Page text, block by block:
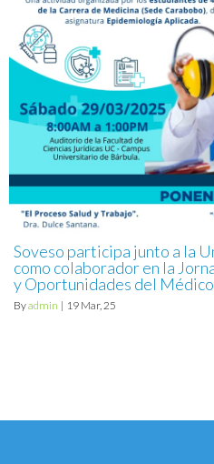
Soveso participa junto a la
como colaborador en la
y Oportunidades del Médico
Byadmin | 19 Mar, 25